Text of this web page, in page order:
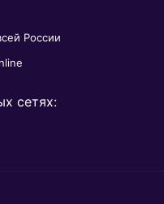
России
сетях: